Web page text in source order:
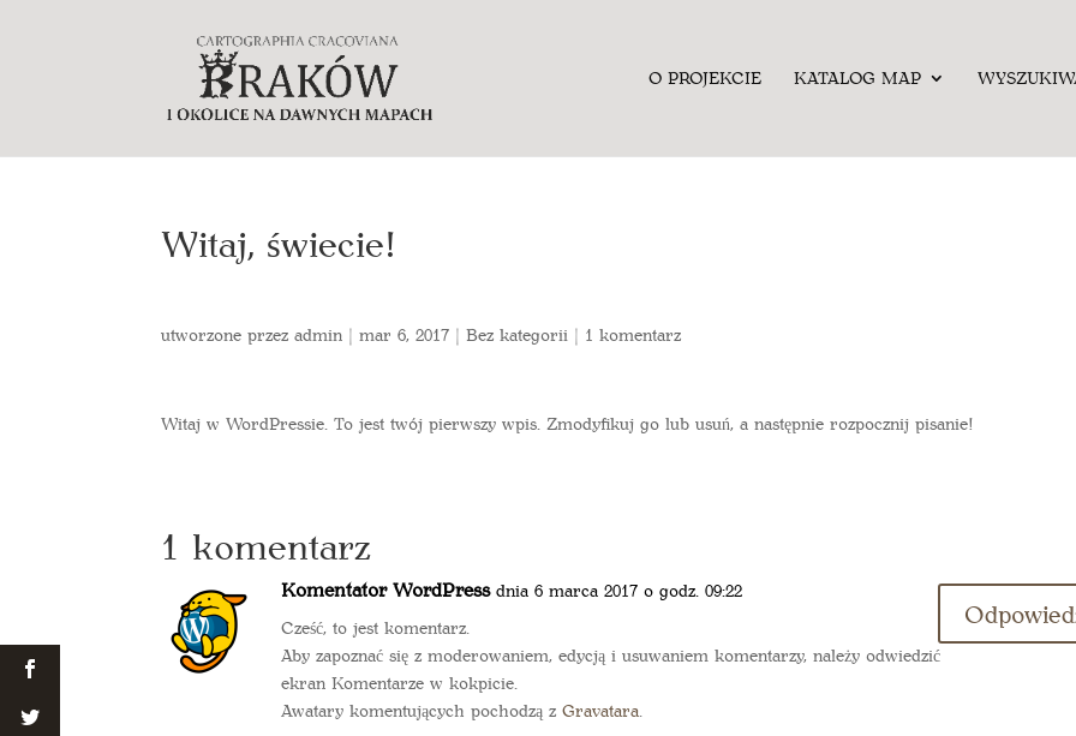
O PROJEKCIE KATALOG MAP
Witaj, świecie!
utworzone przezadmin |mar 6, 2017 |Bez kategorii | 1 komentarz
Witaj w WordPressie. To jest twój pierwszy wpis. Zmodyfikuj go lub usuń, a następnie rozpocznij pisanie!
1 komentarz
Komentator WordPress dnia 6 marca 2017 o godz. 09:22
Cześć, to jest komentarz.
Aby zapoznać się z moderowaniem, edycją i usuwaniem komentarzy, należy odwiedzić
ekran Komentarze w kokpicie.
Awatary komentujących pochodzą zGravatara.